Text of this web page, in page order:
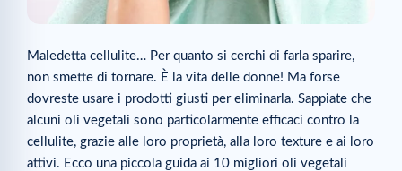
Maledetta cellulite… Per quanto si cerchi di farla sparire,
non smette di tornare. È la vita delle donne! Ma forse
dovreste usare i prodotti giusti per eliminarla. Sappiate che
alcuni oli vegetali sono particolarmente efficaci contro la
cellulite, grazie alle loro proprietà, alla loro texture e ai loro
attivi. Ecco una piccola guida ai 10 migliori oli vegetali